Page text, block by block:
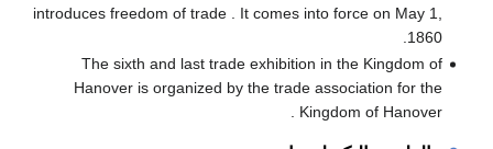
introduces freedom of trade . It comes into force on May 1,
1860.
The sixth and last trade exhibition in the Kingdom of
Hanover is organized by the trade association for the
Kingdom of Hanover .